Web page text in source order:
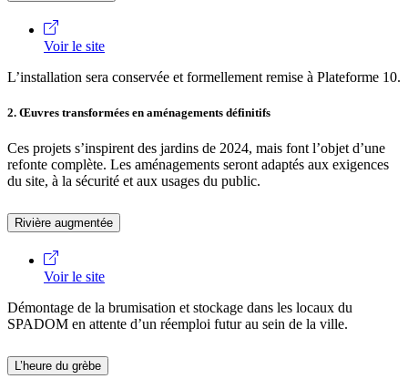
Voir le site
L’installation sera conservée et formellement remise à Plateforme 10.
2. Œuvres transformées en aménagements définitifs
Ces projets s’inspirent des jardins de 2024, mais font l’objet d’une
refonte complète. Les aménagements seront adaptés aux exigences
du site, à la sécurité et aux usages du public.
Rivière augmentée
Voir le site
Démontage de la brumisation et stockage dans les locaux du
SPADOM en attente d’un réemploi futur au sein de la ville.
L’heure du grèbe